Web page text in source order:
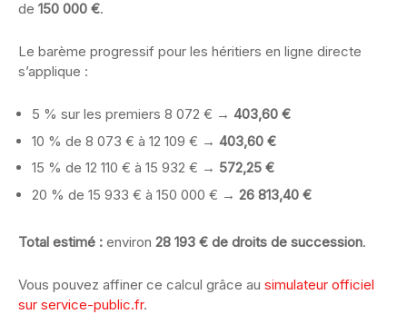
de 150 000 €.
Le barème progressif pour les héritiers en ligne directe
s’applique :
5 % sur les premiers 8 072 € → 403,60 €
10 % de 8 073 € à 12 109 € → 403,60 €
15 % de 12 110 € à 15 932 € → 572,25 €
20 % de 15 933 € à 150 000 € → 26 813,40 €
Total estimé : environ 28 193 € de droits de succession.
Vous pouvez affiner ce calcul grâce au simulateur officiel
sur service-public.fr.